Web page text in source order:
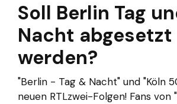
Soll Berlin Tag
Nacht abgesetzt
werden?
"Berlin - Tag & Nacht" und "Köln
neuen RTLzwei-Folgen! Fans von